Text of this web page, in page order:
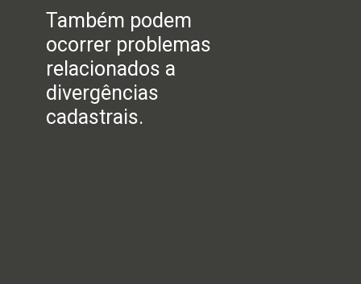
Também podem
ocorrer problemas
relacionados a
divergências
cadastrais.